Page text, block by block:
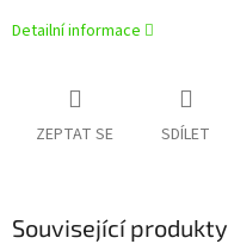
Detailní informace
ZEPTAT SE SDÍLET
Související produkty